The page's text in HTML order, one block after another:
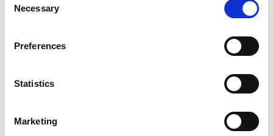
Selection
Necessary
Preferences
Statistics
Marketing
Inloggen